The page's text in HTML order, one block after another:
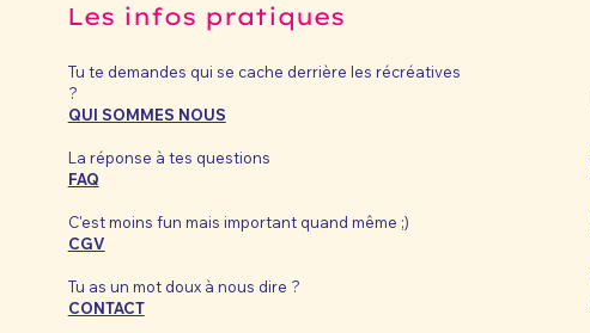
Les infos pratiques
Tu te demandes qui se cache derrière les récréatives
?
QUI SOMMES NOUS
La réponse à tes questions
FAQ
C'est moins fun mais important quand même ;)
CGV
Tu as un mot doux à nous dire ?
CONTACT